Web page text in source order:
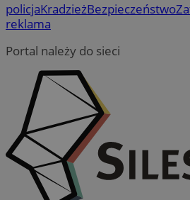
policjaKradzieżBezpieczeństwo
reklama
Portal należy do sieci